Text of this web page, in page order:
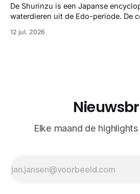
strikte wetenschap met prachtige,
illustraties en kleurendrukplaten van
De Shurinzu is een Japanse
waterdieren uit de Edo-periode. De
bekend om verfijnde technieken en
12 jul. 2026
Elke maand de